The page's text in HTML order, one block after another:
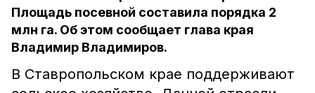
Площадь посевной составила порядка 2
млн га. Об этом сообщает глава края
Владимир Владимиров.
В Ставропольском крае поддерживают